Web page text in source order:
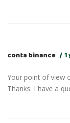
conta binance
Your point of view
Thanks. I have a